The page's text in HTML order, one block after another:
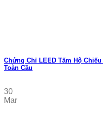
Chứng Chỉ LEED Tấm Hộ
Toàn Cầu
30
Mar